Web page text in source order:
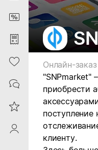
DiscountCard
Purchases
Heart
Contacts
Reviews
ProfileSaby
Онлайн-заказ
"SNPmarket"
приобрести
клиенту.